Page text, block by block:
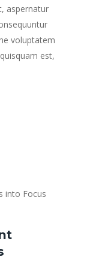
aspernatur
voluptatem
est,